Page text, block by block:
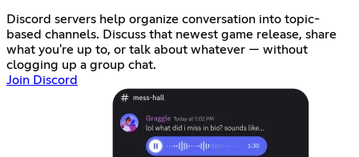
Discord servers help organize conversation into topic-
based channels. Discuss that newest game release, share
what you're up to, or talk about whatever — without
clogging up a group chat.
Join Discord